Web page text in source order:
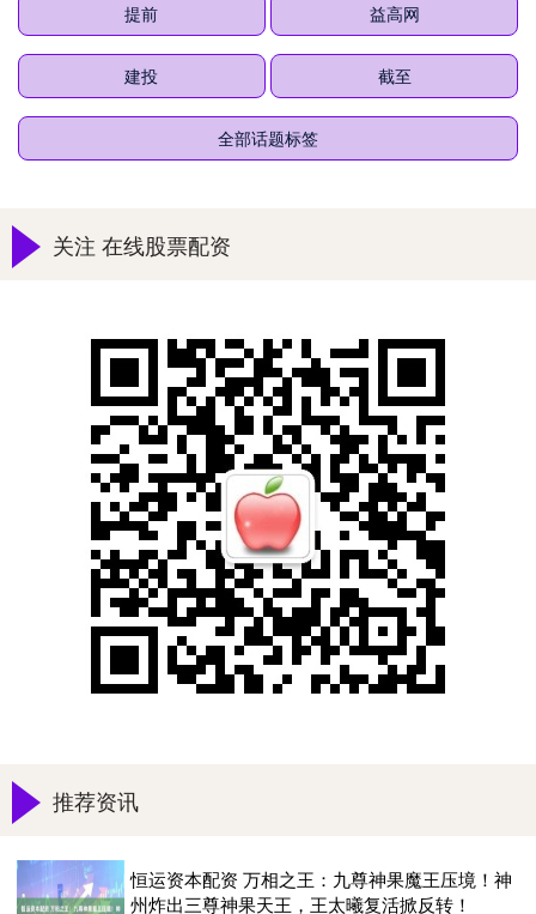
提前 益高网
建投 截至
全部话题标签
关注 在线股票配资
推荐资讯
恒运资本配资 万相之王：九尊神果魔王压境！神
州炸出三尊神果天王，王太曦复活掀反转！